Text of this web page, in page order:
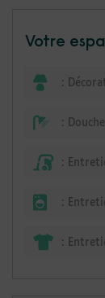
Votre
:
:
:
:
: